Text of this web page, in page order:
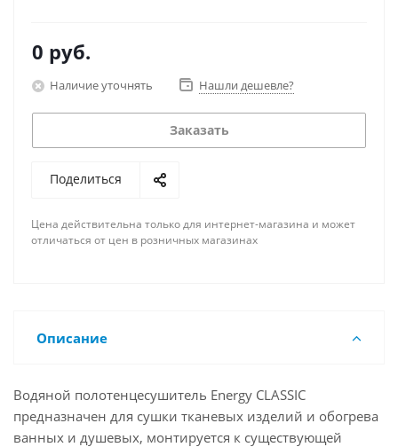
0 руб.
Наличие уточнять Нашли дешевле?
Заказать
Поделиться
Цена действительна только для интернет-магазина и может
отличаться от цен в розничных магазинах
Описание
Водяной полотенцесушитель Energy CLASSIC
предназначен для сушки тканевых изделий и обогрева
ванных и душевых, монтируется к существующей